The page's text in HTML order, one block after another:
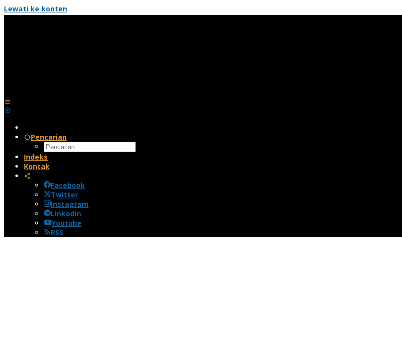
Lewati ke konten
Pencarian
Indeks
Kontak
Facebook
Twitter
Instagram
Linkedin
Youtube
RSS